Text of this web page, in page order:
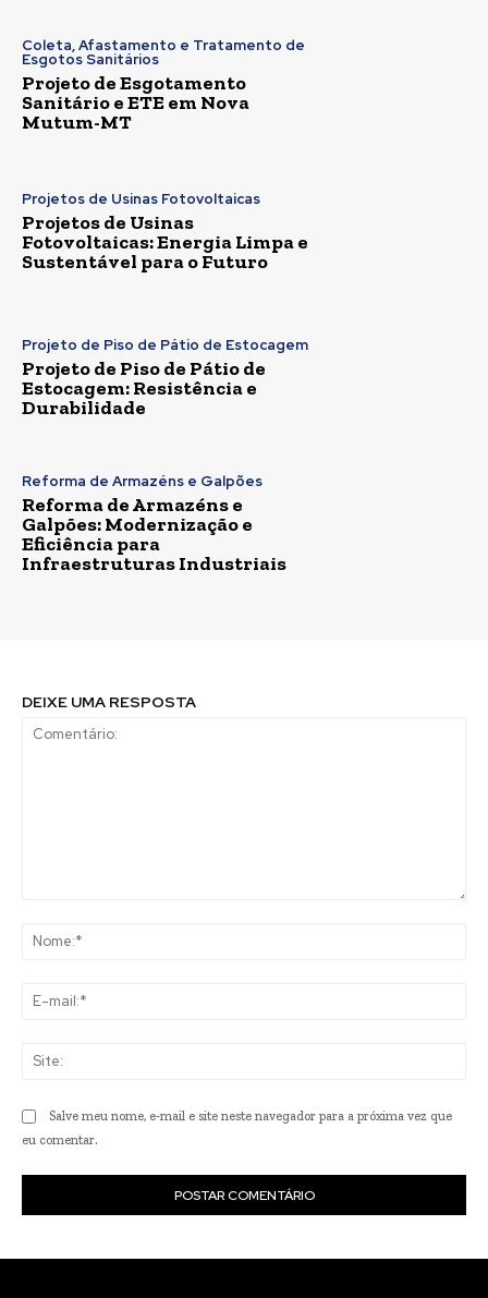
Coleta, Afastamento e Tratamento de
Esgotos Sanitários
Projeto de Esgotamento
Sanitário e ETE em Nova
Mutum-MT
Projetos de Usinas Fotovoltaicas
Projetos de Usinas
Fotovoltaicas: Energia Limpa e
Sustentável para o Futuro
Projeto de Piso de Pátio de Estocagem
Projeto de Piso de Pátio de
Estocagem: Resistência e
Durabilidade
Reforma de Armazéns e Galpões
Reforma de Armazéns e
Galpões: Modernização e
Eficiência para
Infraestruturas Industriais
DEIXE UMA RESPOSTA
Salve meu nome, e-mail e site neste navegador para a próxima vez que
eu comentar.